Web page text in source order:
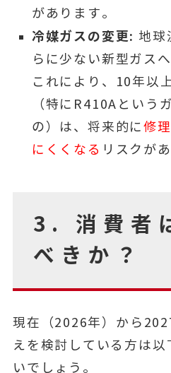
があります。
冷媒ガスの変更: 地球
らに少ない新型ガス
これにより、10年以
（特にR410Aという
の）は、将来的に修
にくくなる リスクが
3. 消費者
べきか？
現在（2026年）から
えを検討している方は
いでしょう。